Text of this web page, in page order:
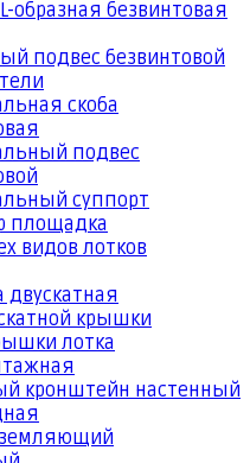
образная безвинтовая
подвес безвинтовой
скоба
подвес
суппорт
площадка
видов лотков
крышки
лотка
кронштейн настенный